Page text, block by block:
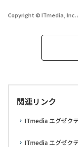
Copyright © ITmedia, Inc.
関連リンク
ITmedia エグゼク
ITmedia エグゼク